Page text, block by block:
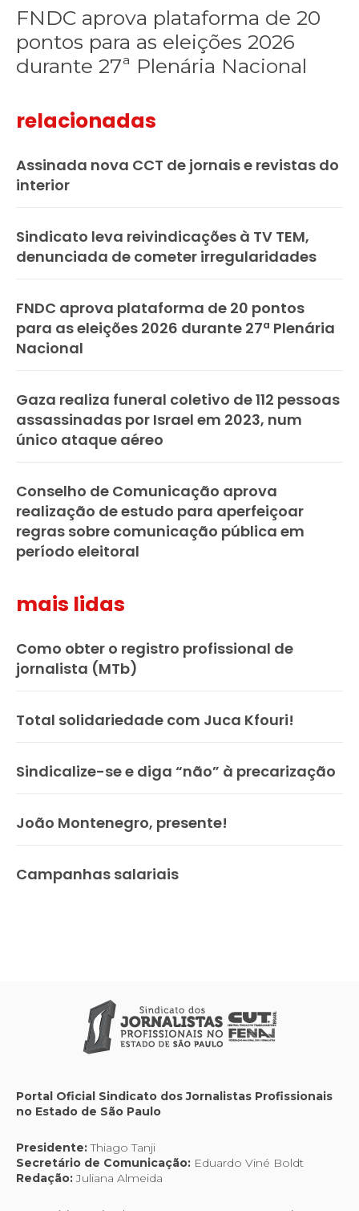
FNDC aprova plataforma de 20
pontos para as eleições 2026
durante 27ª Plenária Nacional
relacionadas
Assinada nova CCT de jornais e revistas do
interior
Sindicato leva reivindicações à TV TEM,
denunciada de cometer irregularidades
FNDC aprova plataforma de 20 pontos
para as eleições 2026 durante 27ª Plenária
Nacional
Gaza realiza funeral coletivo de 112 pessoas
assassinadas por Israel em 2023, num
único ataque aéreo
Conselho de Comunicação aprova
realização de estudo para aperfeiçoar
regras sobre comunicação pública em
período eleitoral
mais lidas
Como obter o registro profissional de
jornalista (MTb)
Total solidariedade com Juca Kfouri!
Sindicalize-se e diga “não” à precarização
João Montenegro, presente!
Campanhas salariais
Portal Oficial Sindicato dos Jornalistas Profissionais
no Estado de São Paulo
Presidente:Thiago Tanji
Secretário de Comunicação: Eduardo Viné Boldt
Redação:Juliana Almeida